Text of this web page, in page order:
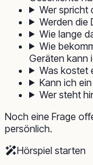
Wer spricht
Werden die
Wie lange
Wie
Geräten kann
Was kostet
Kann ich
Wer steht
Noch eine Frage
persönlich.
Hörspiel starten